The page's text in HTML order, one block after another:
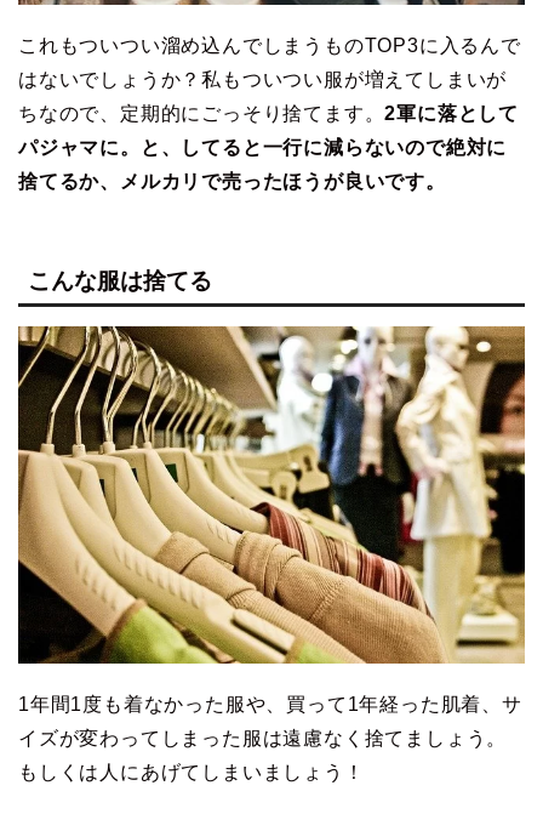
これもついつい溜め込んでしまうものTOP3に入るんで
はないでしょうか？私もついつい服が増えてしまいが
ちなので、定期的にごっそり捨てます。2軍に落として
パジャマに。と、してると一行に減らないので絶対に
捨てるか、メルカリで売ったほうが良いです。
こんな服は捨てる
1年間1度も着なかった服や、買って1年経った肌着、サ
イズが変わってしまった服は遠慮なく捨てましょう。
もしくは人にあげてしまいましょう！